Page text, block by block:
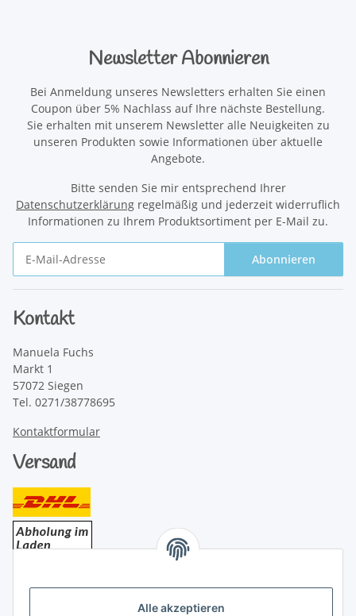
Alle akzeptieren
Newsletter Abonnieren
Bei Anmeldung unseres Newsletters erhalten Sie einen
Coupon über 5% Nachlass auf Ihre nächste Bestellung.
Sie erhalten mit unserem Newsletter alle Neuigkeiten zu
unseren Produkten sowie Informationen über aktuelle
Angebote.
Bitte senden Sie mir entsprechend Ihrer
Datenschutzerklärung regelmäßig und jederzeit widerruflich
Informationen zu Ihrem Produktsortiment per E-Mail zu.
Abonnieren
Kontakt
Manuela Fuchs
Markt 1
57072 Siegen
Tel. 0271/38778695
Kontaktformular
Versand